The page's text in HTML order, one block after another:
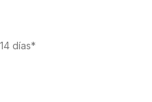
días*